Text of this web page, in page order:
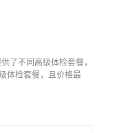
了不同高级体检套餐，
体检套餐，且价格最